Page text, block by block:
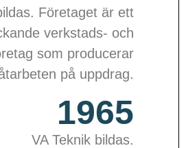
Företaget är ett
verkstads- och
som producerar
på uppdrag.
1965
VA Teknik bildas.